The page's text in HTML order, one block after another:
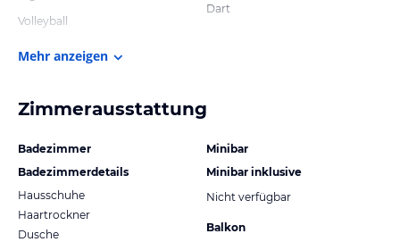
Volleyball
Dart
Mehr anzeigen
Zimmerausstattung
Badezimmer
Badezimmerdetails
Hausschuhe
Haartrockner
Dusche
Minibar
Minibar inklusive
Nicht verfügbar
Balkon